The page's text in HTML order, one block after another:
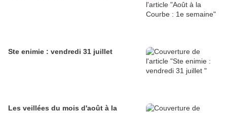
Ste enimie : vendredi 31 juillet
Les veillées du mois d'août à la